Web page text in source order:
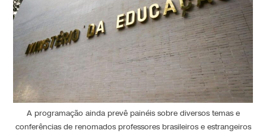
A programação ainda prevê painéis sobre diversos temas e
conferências de renomados professores brasileiros e estrangeiros